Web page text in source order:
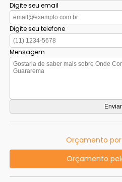
Digite seu email
Digite seu telefone
Mensagem
Orçamento
Orçamento